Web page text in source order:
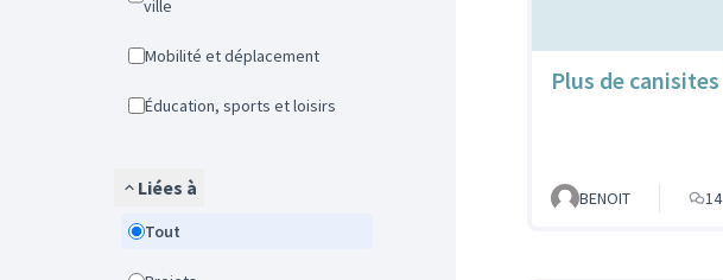
ville
Mobilité et déplacement
Éducation, sports et loisirs
Liées à
Tout
Plus de canisites
BENOIT 14